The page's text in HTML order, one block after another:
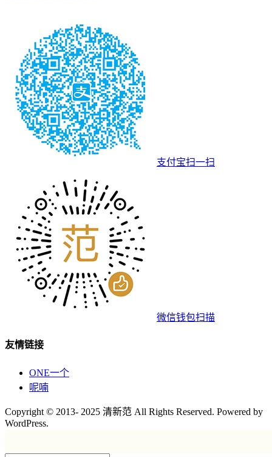
支付宝扫一扫
微信钱包扫描
友情链接
ONE一个
呢喃
Copyright © 2013- 2025 清新范 All Rights Reserved. Powered by
WordPress.